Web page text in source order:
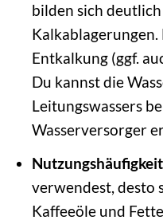
bilden sich
Entkalkung (ggf.
Du kannst die
Leitungswassers
Wasserversorger
verwendest, desto
Kaffeeöle und